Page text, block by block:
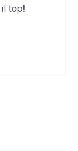
top!!